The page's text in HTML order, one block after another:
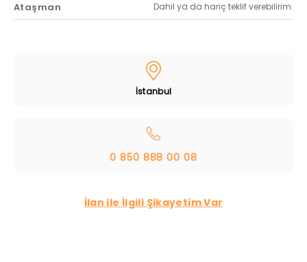
Ataşman Dahil ya da hariç teklif verebilirim.
İstanbul
0 850 888 00 08
İlan ile İlgili Şikayetim Var